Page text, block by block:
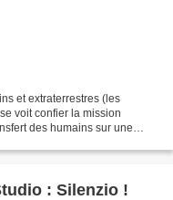
et extraterrestres (les
voit confier la mission
des humains sur une
: Silenzio !